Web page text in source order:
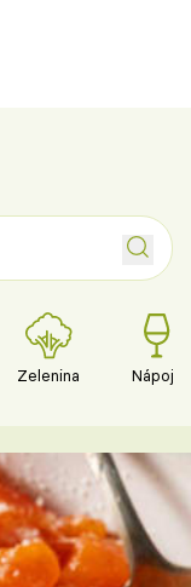
Zelenina Nápoje